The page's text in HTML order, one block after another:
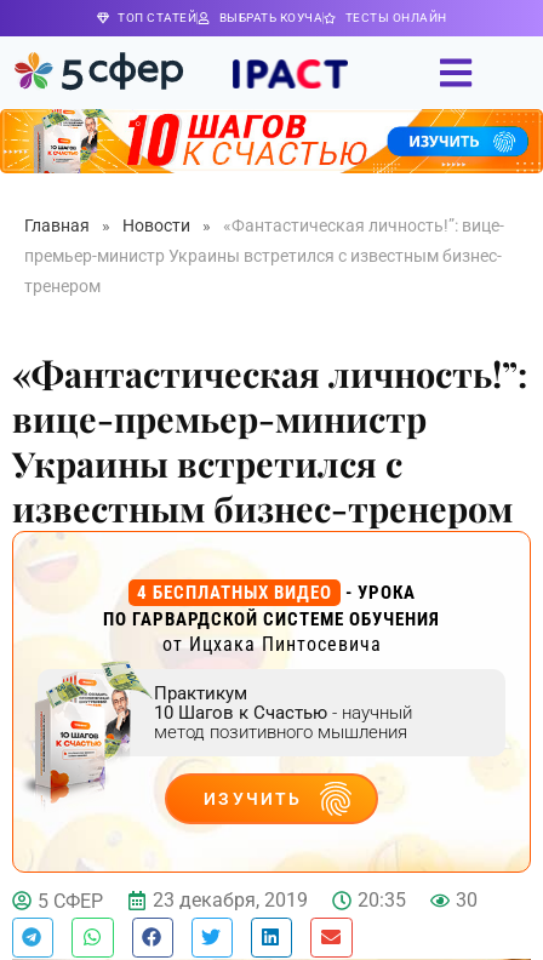
ТОП СТАТЕЙ ВЫБРАТЬ КОУЧА ТЕСТЫ ОНЛАЙН
Главная » Новости »
«Фантастическая личность!”: вице-
премьер-министр Украины встретился с известным бизнес-
тренером
«Фантастическая личность!”:
вице-премьер-министр
Украины встретился с
известным бизнес-тренером
4 БЕСПЛАТНЫХ ВИДЕО
- УРОКА
ПО ГАРВАРДСКОЙ СИСТЕМЕ ОБУЧЕНИЯ
от Ицхака Пинтосевича
Практикум
10 Шагов к Счастью - научный
метод позитивного мышления
ИЗУЧИТЬ
ДЕЙСТВУЙ
5 СФЕР 23 декабря, 2019 20:35 30